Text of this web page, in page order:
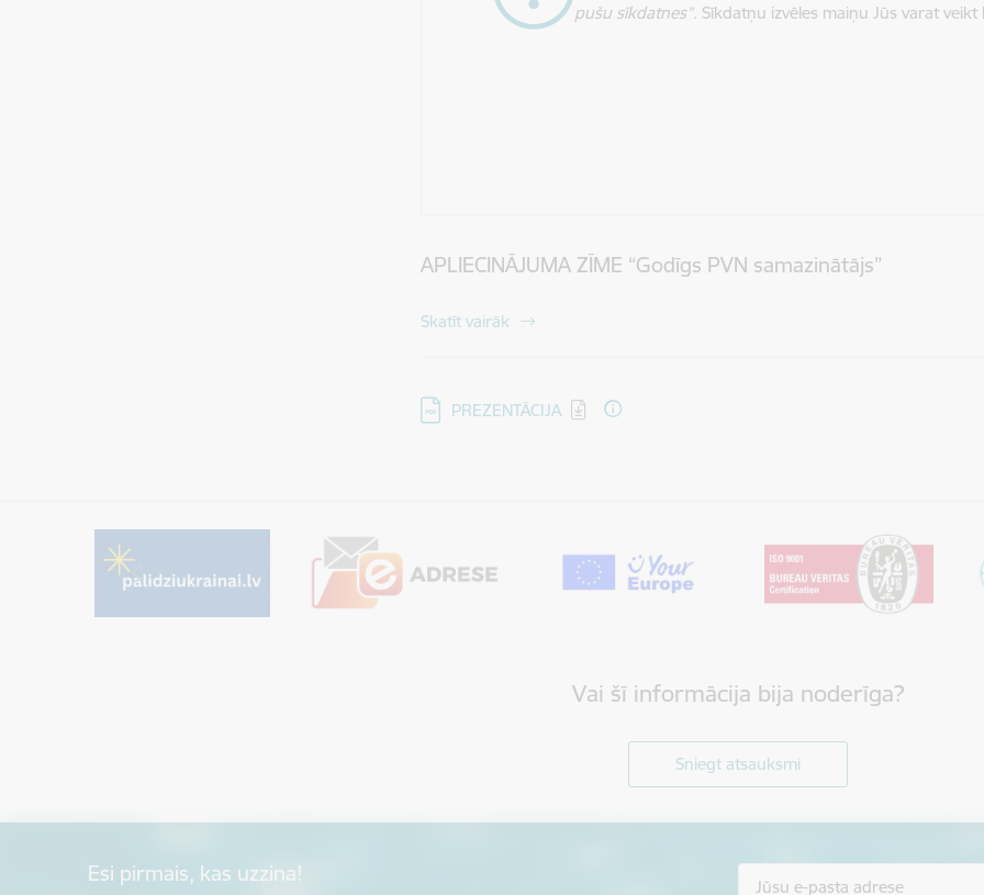
pušu sīkdatnes”. Sīkdatņu izvēles maiņu Jūs varat
APLIECINĀJUMA ZĪME “Godīgs PVN samazinātājs”
Skatīt vairāk
Lejupielādēt:
PREZENTĀCIJA
Vai šī informācija bija noderīga?
Sniegt atsauksmi
Esi pirmais, kas uzzina!